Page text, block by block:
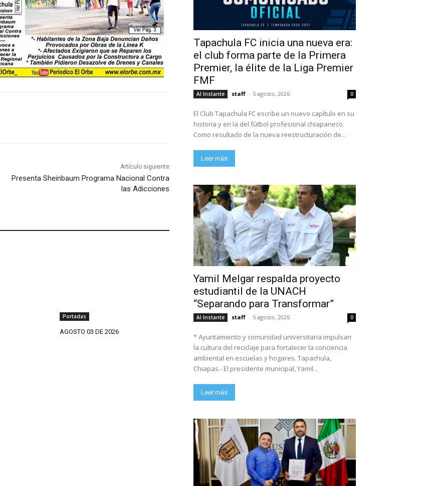
Artículo siguiente
Presenta Sheinbaum Programa Nacional Contra
las Adicciones
Portadas
AGOSTO 03 DE 2026
Tapachula FC inicia una nueva era:
el club forma parte de la Primera
Premier, la élite de la Liga Premier
FMF
Al Instante staff - 5 agosto, 2026 0
El Club Tapachula FC escribe un nuevo capítulo en su
historia y en la del fútbol profesional chiapaneco.
Como resultado de la nueva reestructuración de...
Leer más
Yamil Melgar respalda proyecto
estudiantil de la UNACH
“Separando para Transformar”
Al Instante staff - 5 agosto, 2026 0
* Ayuntamiento y comunidad universitaria impulsan
la cultura del reciclaje para fortalecer la conciencia
ambiental en escuelas y hogares. Tapachula,
Chiapas.- El presidente municipal, Yamil...
Leer más